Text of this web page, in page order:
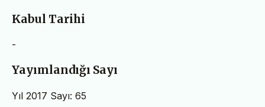
Kabul Tarihi
-
Yayımlandığı Sayı
Yıl 2017 Sayı: 65